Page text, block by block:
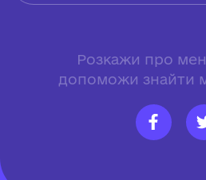
Розкажи про
допоможи знайти